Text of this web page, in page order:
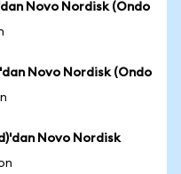
Novo Nordisk (Ondo
Novo Nordisk (Ondo
Novo Nordisk